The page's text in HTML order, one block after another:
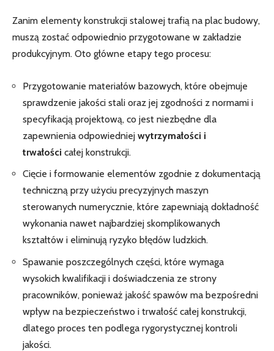
Zanim elementy konstrukcji stalowej trafią na plac budowy,
muszą zostać odpowiednio przygotowane w zakładzie
produkcyjnym. Oto główne etapy tego procesu:
Przygotowanie materiałów bazowych, które obejmuje
sprawdzenie jakości stali oraz jej zgodności z normami i
specyfikacją projektową, co jest niezbędne dla
zapewnienia odpowiedniej wytrzymałości i
trwałości całej konstrukcji.
Cięcie i formowanie elementów zgodnie z dokumentacją
techniczną przy użyciu precyzyjnych maszyn
sterowanych numerycznie, które zapewniają dokładność
wykonania nawet najbardziej skomplikowanych
kształtów i eliminują ryzyko błędów ludzkich.
Spawanie poszczególnych części, które wymaga
wysokich kwalifikacji i doświadczenia ze strony
pracowników, ponieważ jakość spawów ma bezpośredni
wpływ na bezpieczeństwo i trwałość całej konstrukcji,
dlatego proces ten podlega rygorystycznej kontroli
jakości.